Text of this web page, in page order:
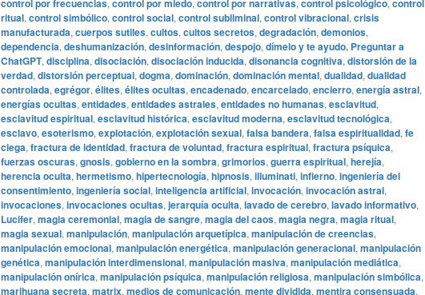
control por frecuencias, control por miedo, control por narrativas, control psicológico, control
ritual, control simbólico, control social, control subliminal, control vibracional, crisis
manufacturada, cuerpos sutiles, cultos, cultos secretos, degradación, demonios,
dependencia, deshumanización, desinformación, despojo, dímelo y te ayudo. Preguntar a
ChatGPT, disciplina, disociación, disociación inducida, disonancia cognitiva, distorsión de la
verdad, distorsión perceptual, dogma, dominación, dominación mental, dualidad, dualidad
controlada, egrégor, élites, élites ocultas, encadenado, encarcelado, encierro, energía astral,
energías ocultas, entidades, entidades astrales, entidades no humanas, esclavitud,
esclavitud espiritual, esclavitud histórica, esclavitud moderna, esclavitud tecnológica,
esclavo, esoterismo, explotación, explotación sexual, falsa bandera, falsa espiritualidad, fe
ciega, fractura de identidad, fractura de voluntad, fractura espiritual, fractura psíquica,
fuerzas oscuras, gnosis, gobierno en la sombra, grimorios, guerra espiritual, herejía,
herencia oculta, hermetismo, hipertecnología, hipnosis, illuminati, infierno, ingeniería del
consentimiento, ingeniería social, inteligencia artificial, invocación, invocación astral,
invocaciones, invocaciones ocultas, jerarquía oculta, lavado de cerebro, lavado informativo,
Lucifer, magia ceremonial, magia de sangre, magia del caos, magia negra, magia ritual,
magia sexual, manipulación, manipulación arquetípica, manipulación de creencias,
manipulación emocional, manipulación energética, manipulación generacional, manipulación
genética, manipulación interdimensional, manipulación masiva, manipulación mediática,
manipulación onírica, manipulación psíquica, manipulación religiosa, manipulación simbólica,
marihuana secreta, matrix, medios de comunicación, mente dividida, mentira consensuada,